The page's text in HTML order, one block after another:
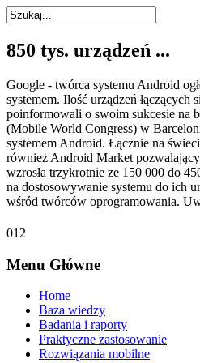
850 tys. urządzeń ...
Google - twórca systemu Android
systemem. Ilość urządzeń
poinformowali o swoim sukcesie na
(Mobile World Congress) w
systemem Android. Łącznie na
również Android Market
wzrosła trzykrotnie ze 150 000 do
na dostosowywanie systemu do ich
wśród twórców oprogramowania.
Ciekawy fragment na temat
społecznościowych w połączeniu
będą odnosić te przekazy
01 2
Menu Główne
Home
Baza wiedzy
Badania i raporty
Praktyczne zastosowanie
Rozwiązania mobilne